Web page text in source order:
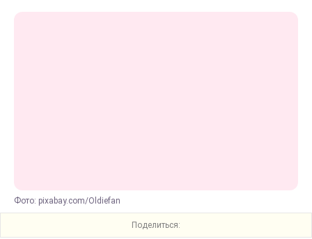
Фото: pixabay.com/Oldiefan
Поделиться: